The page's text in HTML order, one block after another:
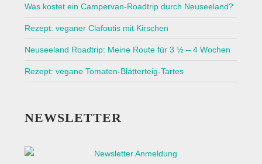
Was kostet ein Campervan-Roadtrip durch Neuseeland?
Rezept: veganer Clafoutis mit Kirschen
Neuseeland Roadtrip: Meine Route für 3 ½ – 4 Wochen
Rezept: vegane Tomaten-Blätterteig-Tartes
NEWSLETTER